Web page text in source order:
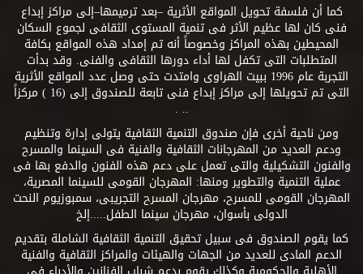
كما أن فلسفة تحويل المواقع الأثرية –بعد ترميمها–إلى مراكز إبداع
فنى كان لها عظيم الأثر فى تنمية المستوى الثقافى لجموع السكان
المحيطين بهذه المراكز وخصوصاً أنه تم إمداد هذه المواقع بكافة
المتطلبات التى تكفل لها أداء دورها الثقافى والفنى. وقد بدأت
التجربة عام 1996 ببيت الهراوى وامتدت حتى وصل عدد المواقع الأثرية
التى تم تحويلها إلى مراكز إبداع فنى تابعة للصندوق إلى (16 ) مركزاً
.. .
ومن ناحية أخرى فإن صندوق التنمية الثقافية يتولى إدارة وتنظيم
ودعم العديد من المهرجانات الثقافية والفنية فى السينما والمسرح
والفنون التشكيلية والتى تعمل على دعم هذه الفنون والدفع بها فى
عملية التنمية والتطوير ومنها: المهرجان القومى للسينما المصرية،
المهرجان القومى للمسرح، مهرجان المسرح التجريبى، سمبوزيوم النحت
الدولى بأسوان، مهرجان سينما الطفل.....إلخ
كما يقوم الصندوق فى سبيل تحقيق التنمية الثقافية الشاملة بتقديم
الدعم المادى للعديد من الجهات والهيئات والمراكز الثقافية والفنية